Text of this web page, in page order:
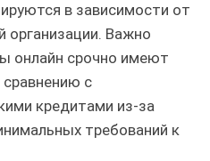
в зависимости от
организации. Важно
онлайн срочно имеют
с
кредитами из-за
требований к